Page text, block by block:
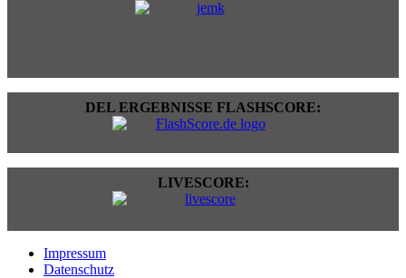
DEL ERGEBNISSE FLASHSCORE:
LIVESCORE:
Impressum
Datenschutz